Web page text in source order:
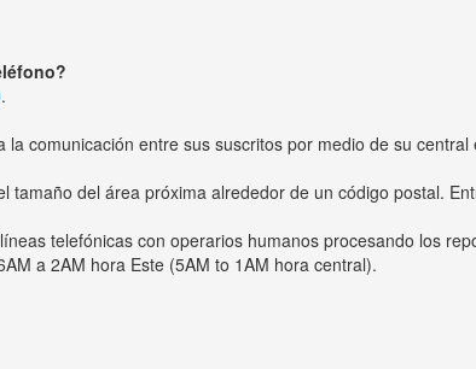
.
la comunicación entre sus suscritos por medio de su
tamaño del área próxima alrededor de un código postal.
telefónicas con operarios humanos procesando los
a 2AM hora Este (5AM to 1AM hora central).